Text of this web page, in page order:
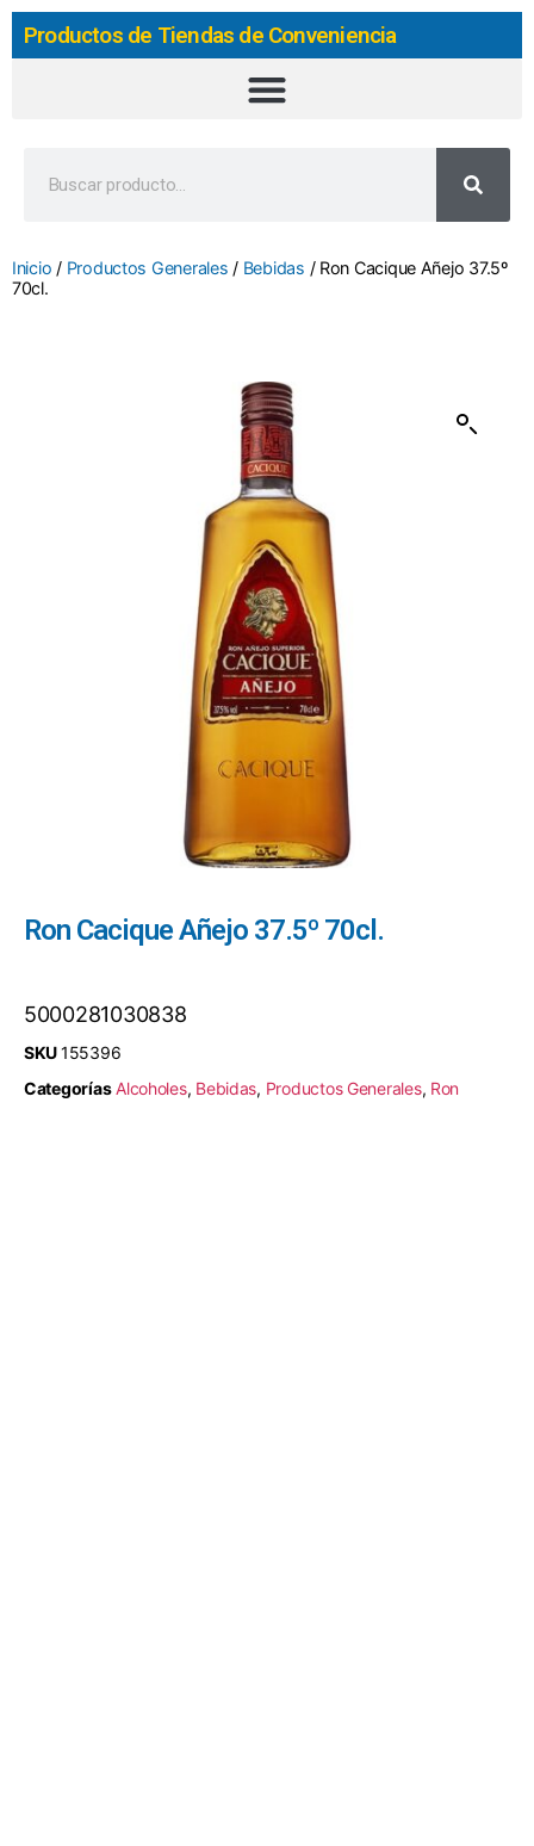
Productos de Tiendas de Conveniencia
Inicio / Productos Generales / Bebidas / Ron Cacique Añejo 37.5º
70cl.
Ron Cacique Añejo 37.5º 70cl.
5000281030838
SKU155396
Categorías Alcoholes, Bebidas, Productos Generales, Ron